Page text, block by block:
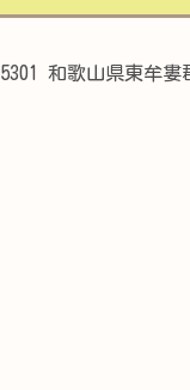
和歌山県東牟婁